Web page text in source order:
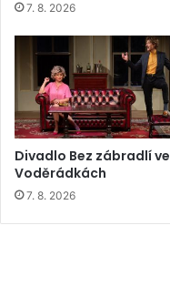
7. 8. 2026
Divadlo Bez zábradlí ve
Voděrádkách
7. 8. 2026